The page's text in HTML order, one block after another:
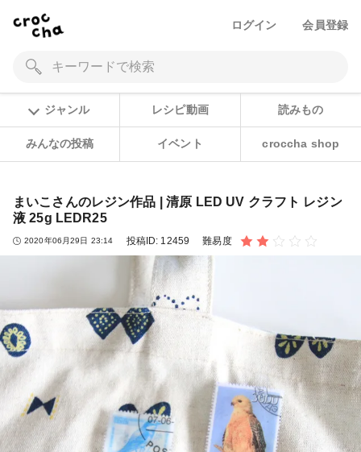
ログイン 会員登録
ジャンル レシピ動画 読みもの
みんなの投稿 イベント croccha shop
まいこさんのレジン作品 | 清原 LED UV クラフト レジン
液 25g LEDR25
2020年06月29日 23:14 投稿ID: 12459 難易度